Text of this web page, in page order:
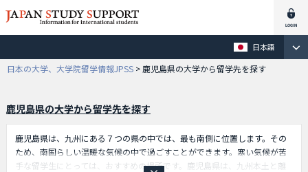
日本語
日本の大学、大学院留学情報JPSS > 鹿児島県の大学から留学先を探す
鹿児島県の大学から留学先を探す
鹿児島県は、九州にある７つの県の中では、最も南側に位置します。その
ため、南国らしい温暖な気候の中で過ごすことができます。寒い気候が苦
手な留学生にとっては、おすすめの場所です。鹿児島県は、九州本土と離